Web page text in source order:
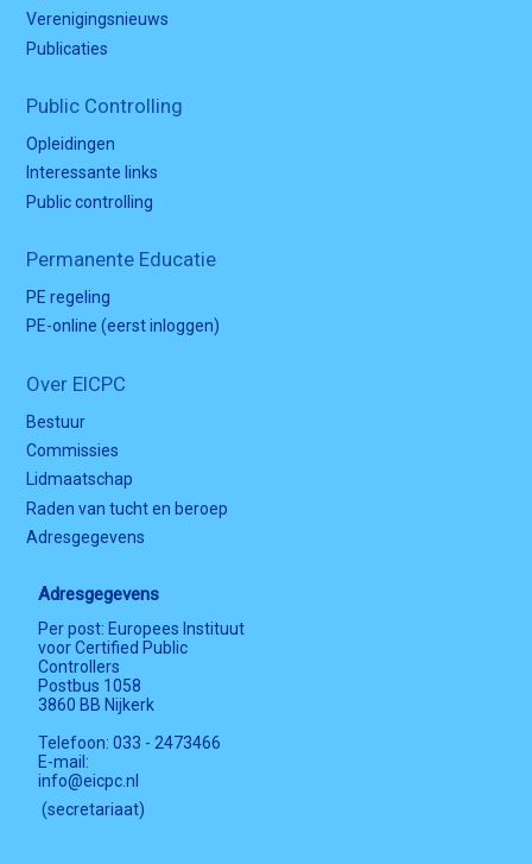
Verenigingsnieuws
Publicaties
Public Controlling
Opleidingen
Interessante links
Public controlling
Permanente Educatie
PE regeling
PE-online (eerst inloggen)
Over EICPC
Bestuur
Commissies
Lidmaatschap
Raden van tucht en beroep
Adresgegevens
Adresgegevens
Per post: Europees Instituut
voor Certified Public
Controllers
Postbus 1058
3860 BB Nijkerk
Telefoon: 033 - 2473466
E-mail:
info@eicpc.nl
(secretariaat)